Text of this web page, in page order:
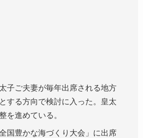
子ご夫妻が毎年出席される地方
する方向で検討に入った。皇太
を進めている。
国豊かな海づくり大会」に出席